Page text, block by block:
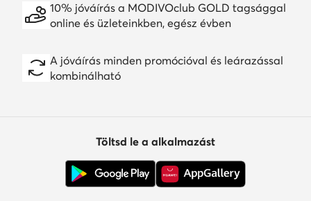
10% jóváírás a MODIVOclub GOLD tagsággal
online és üzleteinkben, egész évben
A jóváírás minden promócióval és leárazással
kombinálható
Töltsd le a alkalmazást